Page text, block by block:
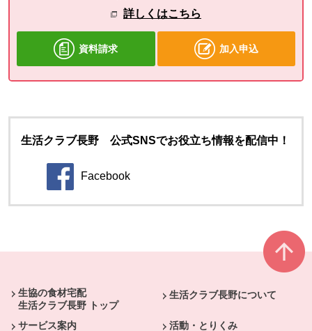
詳しくはこちら
資料請求 加入申込
生活クラブ長野 公式SNSでお役立ち情報を配信中！
Facebook
生協の食材宅配
生活クラブ長野 トップ
生活クラブ長野について
サービス案内 活動・とりくみ